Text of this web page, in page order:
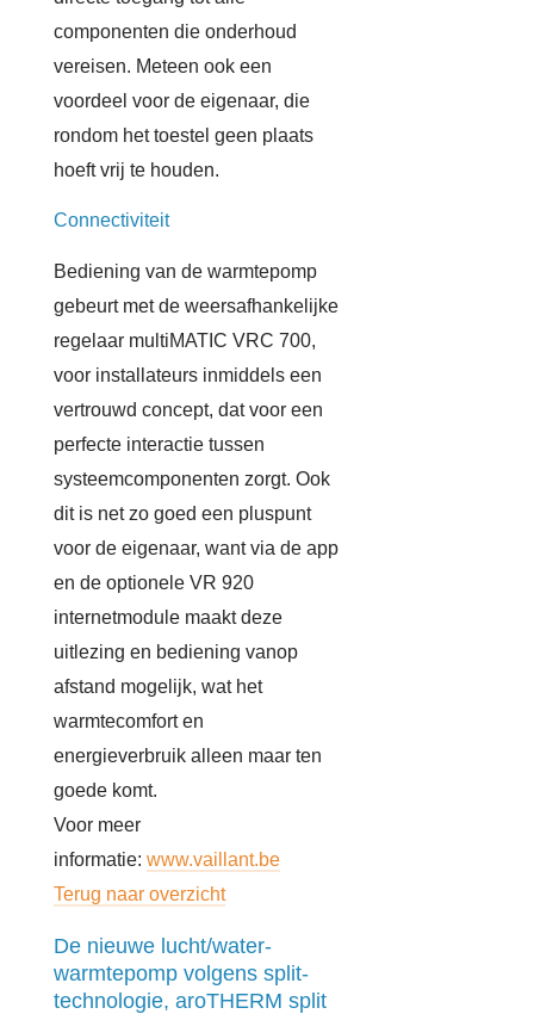
componenten die onderhoud
vereisen. Meteen ook een
voordeel voor de eigenaar, die
rondom het toestel geen plaats
hoeft vrij te houden.
Connectiviteit
Bediening van de warmtepomp
gebeurt met de weersafhankelijke
regelaar multiMATIC VRC 700,
voor installateurs inmiddels een
vertrouwd concept, dat voor een
perfecte interactie tussen
systeemcomponenten zorgt. Ook
dit is net zo goed een pluspunt
voor de eigenaar, want via de app
en de optionele VR 920
internetmodule maakt deze
uitlezing en bediening vanop
afstand mogelijk, wat het
warmtecomfort en
energieverbruik alleen maar ten
goede komt.
Voor meer
informatie: www.vaillant.be
Terug naar overzicht
De nieuwe lucht/water-
warmtepomp volgens split-
technologie, aroTHERM split